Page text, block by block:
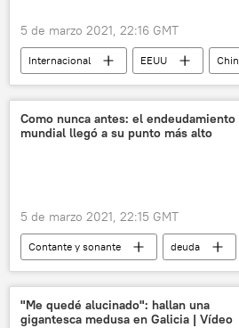
5 de marzo 2021, 22:16 GMT
Internacional EEUU
Como nunca antes: el endeudamiento
mundial llegó a su punto más alto
5 de marzo 2021, 22:15 GMT
Contante y sonante
deuda
deuda pública
récord
economía digital
latinoamérica
"Me quedé alucinado": hallan una
gigantesca medusa en Galicia | Vídeo